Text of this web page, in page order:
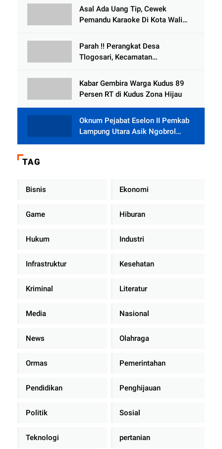
Tlogowungu, di Duga
Selewengkan Bantuan Mushola
Asal Ada Uang Tip, Cewek
Pemandu Karaoke Di Kota Wali
Parah !! Perangkat Desa
Tlogosari, Kecamatan
Rumah dari BAZNAS
Kabar Gembira Warga Kudus 89
Persen RT di Kudus Zona Hijau
Oknum Pejabat Eselon II Pemkab
Lampung Utara Asik Ngobrol
Dengan Teman Kencan Wanitanya
TAG
Bisnis Ekonomi
Game Hiburan
Hukum Industri
Infrastruktur Kesehatan
Kriminal Literatur
Media Nasional
News Olahraga
Ormas Pemerintahan
Pendidikan Penghijauan
Politik Sosial
Teknologi pertanian